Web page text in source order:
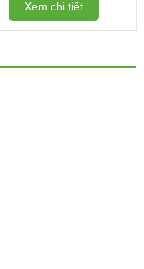
Xem chi tiết